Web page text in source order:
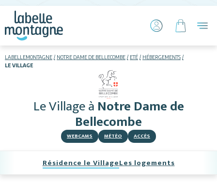
LABELLEMONTAGNE NOTRE DAME DE BELLECOMBE ETÉ
HÉBERGEMENTS
LE VILLAGE
Le Villageà Notre Dame de
Bellecombe
WEBCAMS MÉTÉO ACCÈS
Hébergements
Télésiège piétons
+ Activités
Résidence le VillageLes logements